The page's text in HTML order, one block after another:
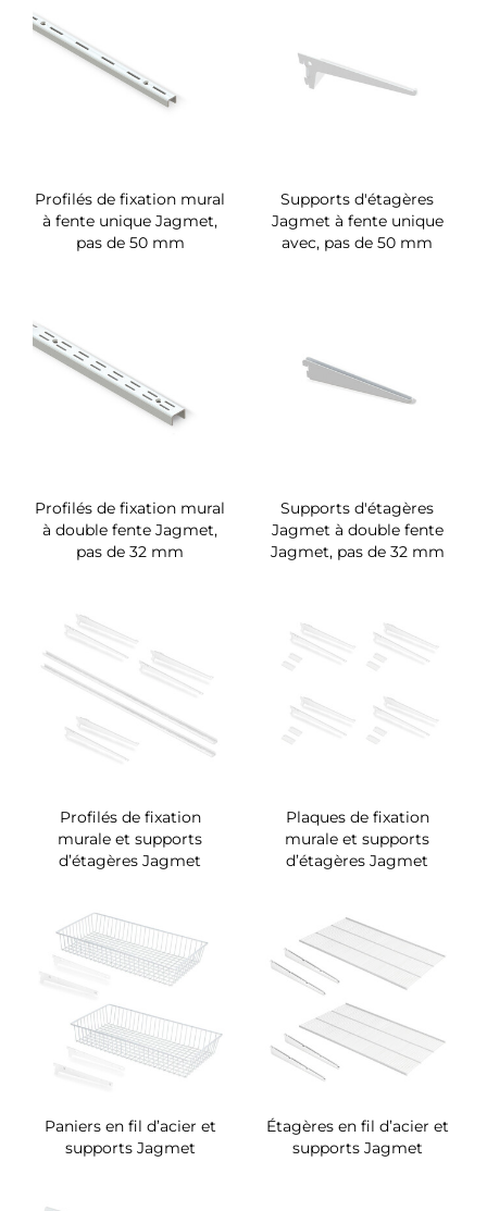
Profilés de fixation mural
à fente unique Jagmet,
pas de 50 mm
Supports d'étagères
Jagmet à fente unique
avec, pas de 50 mm
Profilés de fixation mural
à double fente Jagmet,
pas de 32 mm
Supports d'étagères
Jagmet à double fente
Jagmet, pas de 32 mm
Profilés de fixation
murale et supports
d’étagères Jagmet
Plaques de fixation
murale et supports
d’étagères Jagmet
Paniers en fil d’acier et
supports Jagmet
Étagères en fil d’acier et
supports Jagmet